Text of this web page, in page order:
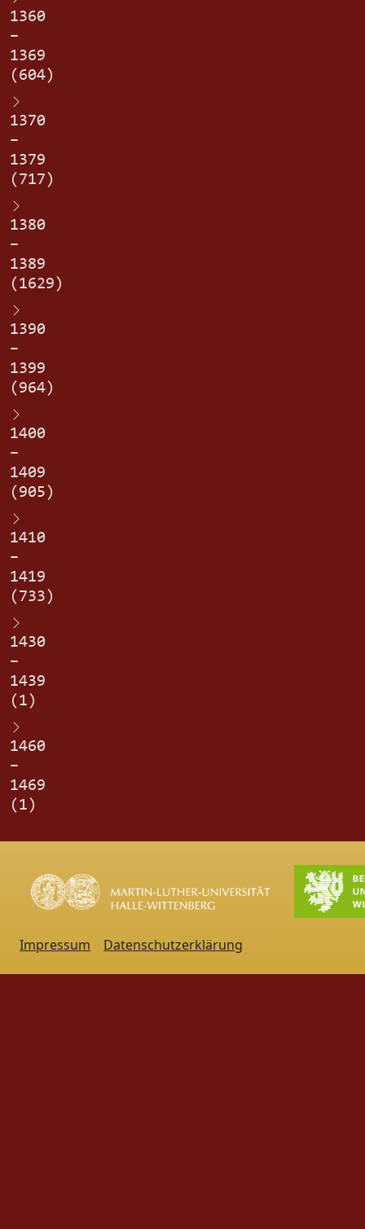
1360
–
1369
(604)
1370
–
1379
(717)
1380
–
1389
(1629)
1390
–
1399
(964)
1400
–
1409
(905)
1410
–
1419
(733)
1430
–
1439
(1)
1460
–
1469
(1)
Impressum Datenschutzerklärung